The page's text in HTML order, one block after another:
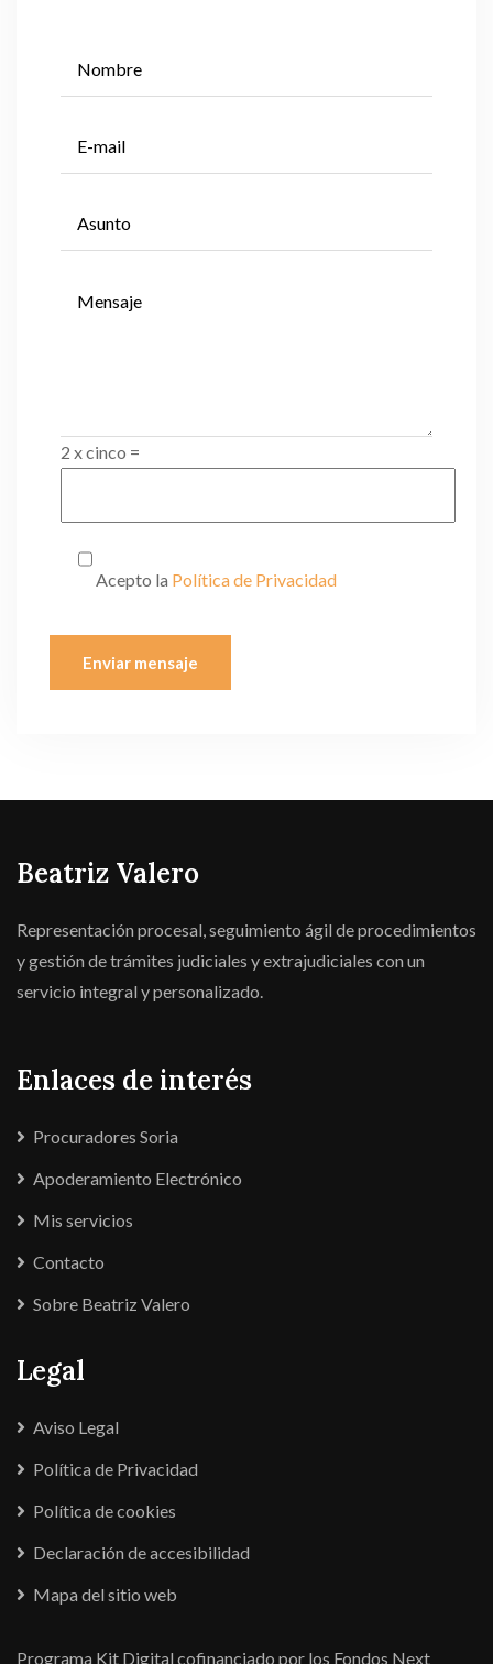
2 x cinco =
Acepto la Política de Privacidad
Enviar mensaje
Beatriz Valero
Representación procesal, seguimiento ágil de procedimientos
y gestión de trámites judiciales y extrajudiciales con un
servicio integral y personalizado.
Enlaces de interés
Procuradores Soria
Apoderamiento Electrónico
Mis servicios
Contacto
Sobre Beatriz Valero
Legal
Aviso Legal
Política de Privacidad
Política de cookies
Declaración de accesibilidad
Mapa del sitio web
Programa Kit Digital cofinanciado por los Fondos Next